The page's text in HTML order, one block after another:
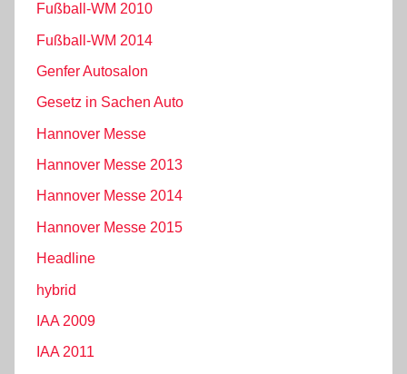
Fußball-WM 2010
Fußball-WM 2014
Genfer Autosalon
Gesetz in Sachen Auto
Hannover Messe
Hannover Messe 2013
Hannover Messe 2014
Hannover Messe 2015
Headline
hybrid
IAA 2009
IAA 2011